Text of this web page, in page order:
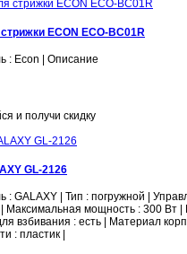
ECON ECO-BC01R
: Econ | Описание
и получи скидку
GL-2126
: GALAXY | Тип : погружной |
Максимальная мощность : 300 Вт
взбивания : есть | Материал
: пластик |